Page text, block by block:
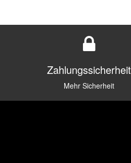
Zahlungssicherheit
Mehr Sicherheit